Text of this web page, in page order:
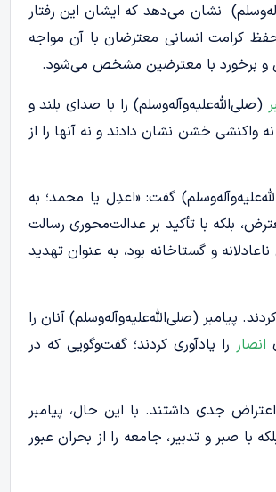
نشان می‌دهد که ایشان این رفتار
کرامت انسانی معترضان با آن مواجه
و برخورد با معترضین مشخص می‌شود.
(صلی‌الله‌علیه‌وآله‌وسلم) را با صدای بلند و
واکنشی خشن نشان دادند و نه آنها را از
گفت: «اعدِل یا محمد؛ به
بلکه با تأکید بر عدالت‌محوری رسالت
و گستاخانه بود، به عنوان تهدید
پیامبر (صلی‌الله‌علیه‌وآله‌وسلم) آنان را
انصار را یادآوری کردند؛ گفت‌وگویی که در
جدی داشتند. با این حال، پیامبر
با صبر و تدبیر، جامعه را از بحران عبور